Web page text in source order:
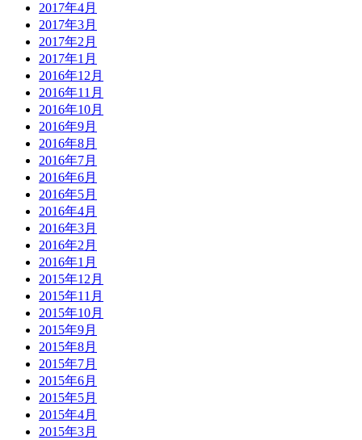
2017年4月
2017年3月
2017年2月
2017年1月
2016年12月
2016年11月
2016年10月
2016年9月
2016年8月
2016年7月
2016年6月
2016年5月
2016年4月
2016年3月
2016年2月
2016年1月
2015年12月
2015年11月
2015年10月
2015年9月
2015年8月
2015年7月
2015年6月
2015年5月
2015年4月
2015年3月